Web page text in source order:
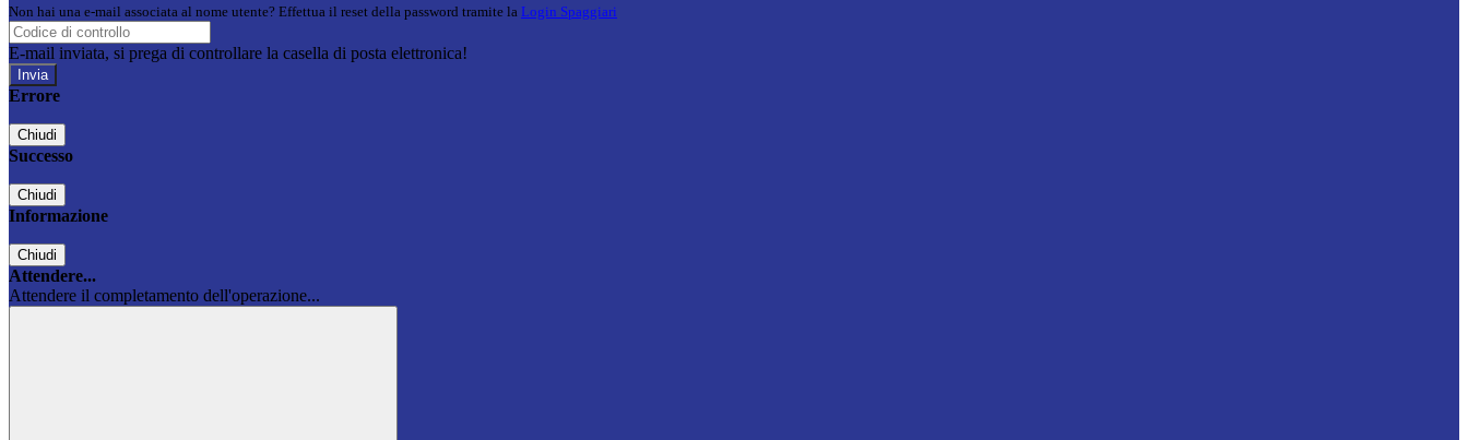
Non hai una e-mail associata al nome utente? Effettua il reset della password tramite la Login Spaggiari
E-mail inviata, si prega di controllare la casella di posta elettronica!
Errore
Chiudi
Successo
Chiudi
Informazione
Chiudi
Attendere...
Attendere il completamento dell'operazione...